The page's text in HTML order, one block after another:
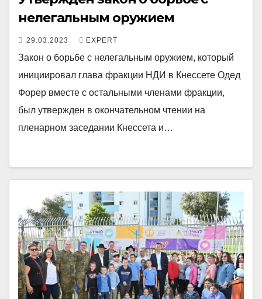
нелегальным оружием
29.03.2023 EXPERT
Закон о борьбе с нелегальным оружием, который
инициировал глава фракции НДИ в Кнессете Одед
Форер вместе с остальными членами фракции,
был утвержден в окончательном чтении на
пленарном заседании Кнессета и…